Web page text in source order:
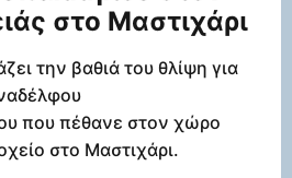
στο Μαστιχάρι
την βαθιά του θλίψη για
που πέθανε στον χώρο
στο Μαστιχάρι.